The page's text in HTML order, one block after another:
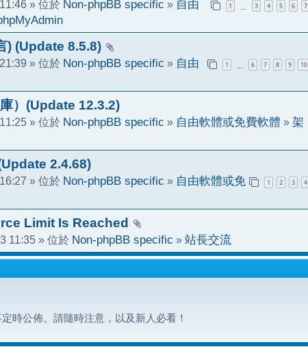
1 3 4 5 6 7
» 位於 Non-phpBB specific » 自由
) (Update 8.5.8)
1 6 7 8 9 10
» 位於 Non-phpBB specific » 自由
）(Update 12.3.2)
» 位於 Non-phpBB specific » 自由軟體或免費軟體 » 架
2.4.68)
1 2 3 4
» 位於 Non-phpBB specific » 自由軟體或免
Limit Is Reached
11:35 » 位於 Non-phpBB specific » 站長交流
時公佈。請隨時注意，以及新人必看！